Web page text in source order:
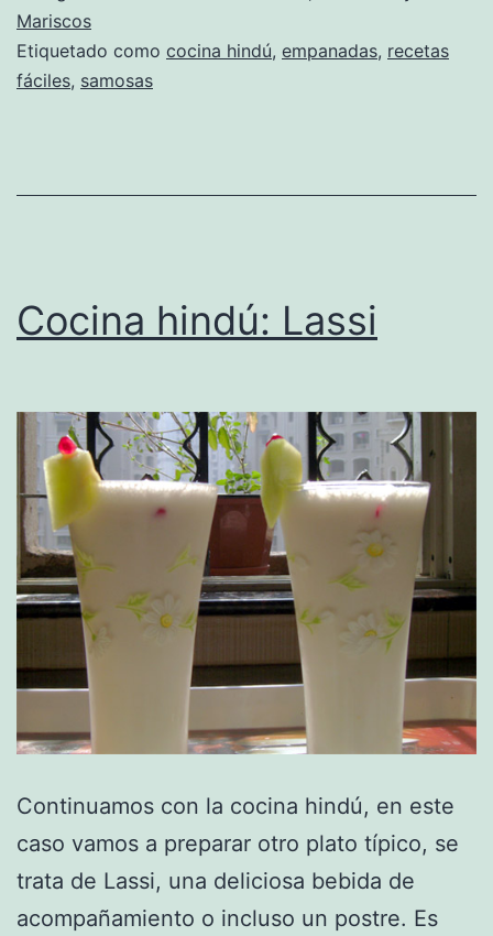
Mariscos
Etiquetado como cocina hindú, empanadas, recetas
fáciles, samosas
Cocina hindú: Lassi
Continuamos con la cocina hindú, en este
caso vamos a preparar otro plato típico, se
trata de Lassi, una deliciosa bebida de
acompañamiento o incluso un postre. Es